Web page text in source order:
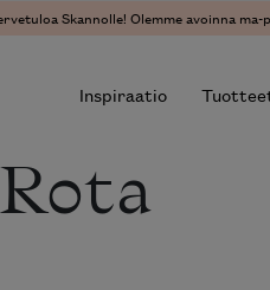
Skannolle! Olemme avoinna
Inspiraatio